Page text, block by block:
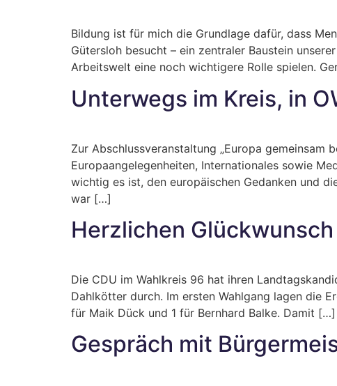
Bildung ist für mich die Grundlage dafür, dass
Gütersloh besucht – ein zentraler Baustein
Arbeitswelt eine noch wichtigere Rolle spielen.
Unterwegs im Kreis, in
Zur Abschlussveranstaltung „Europa gemeinsam
Europaangelegenheiten, Internationales sowie
wichtig es ist, den europäischen Gedanken und
war […]
Herzlichen
Die CDU im Wahlkreis 96 hat ihren
Dahlkötter durch. Im ersten Wahlgang lagen die
für Maik Dück und 1 für Bernhard Balke. Damit […]
Gespräch mit